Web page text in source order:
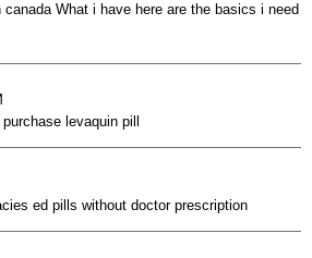
canadaWhat i have here are the basics i need
purchase levaquin pill
ed pills without doctor prescription